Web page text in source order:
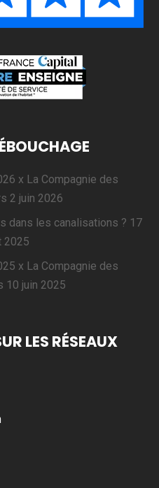
x La Compagnie des
2 juin 2026
dans les canalisations ? 17
2025
x La Compagnie des
10 juin 2025
LES RÉSEAUX